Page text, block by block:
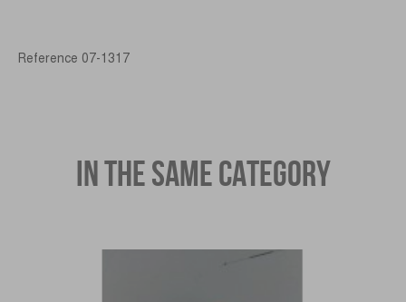
Reference 07-1317
IN THE SAME CATEGORY